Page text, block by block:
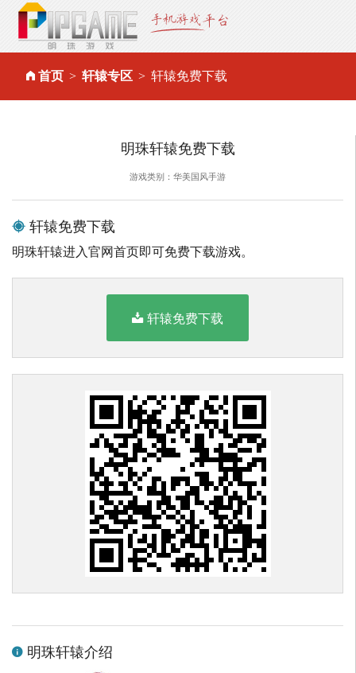
首页 轩辕专区 轩辕免费下载
明珠轩辕免费下载
游戏类别：华美国风手游
轩辕免费下载
明珠轩辕进入官网首页即可免费下载游戏。
轩辕免费下载
明珠轩辕介绍